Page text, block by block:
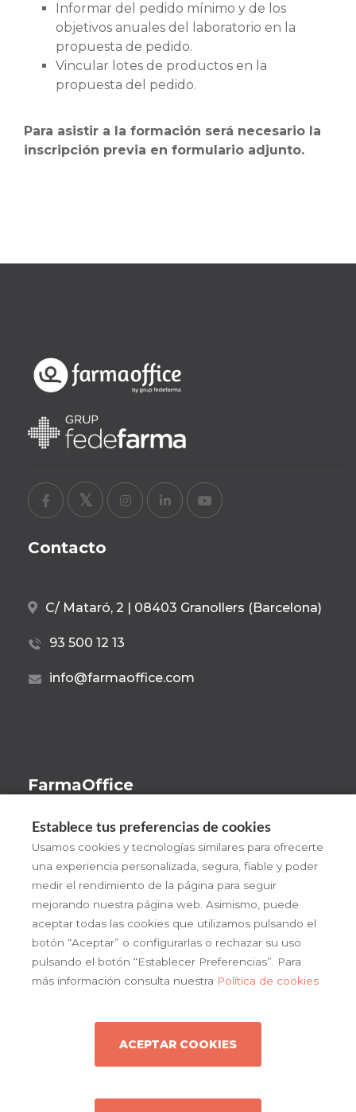
Informar del pedido mínimo y de los
objetivos anuales del laboratorio en la
propuesta de pedido.
Vincular lotes de productos en la
propuesta del pedido.
Para asistir a la formación será necesario la
inscripción previa en formulario adjunto.
Contacto
C/ Mataró, 2 | 08403 Granollers (Barcelona)
93 500 12 13
info@farmaoffice.com
FarmaOffice
Beneficios
¡Pruébalo!
FarmaOffice
Actualidad
Contacto
Copyright © 2026 farmaoffice
Condiciones generales de uso
Establece tus preferencias de cookies
Usamos cookies y tecnologías similares para ofrecerte
una experiencia personalizada, segura, fiable y poder
medir el rendimiento de la página para seguir
mejorando nuestra página web. Asimismo, puede
aceptar todas las cookies que utilizamos pulsando el
botón “Aceptar” o configurarlas o rechazar su uso
pulsando el botón “Establecer Preferencias”. Para
más información consulta nuestra Política de cookies
ACEPTAR COOKIES